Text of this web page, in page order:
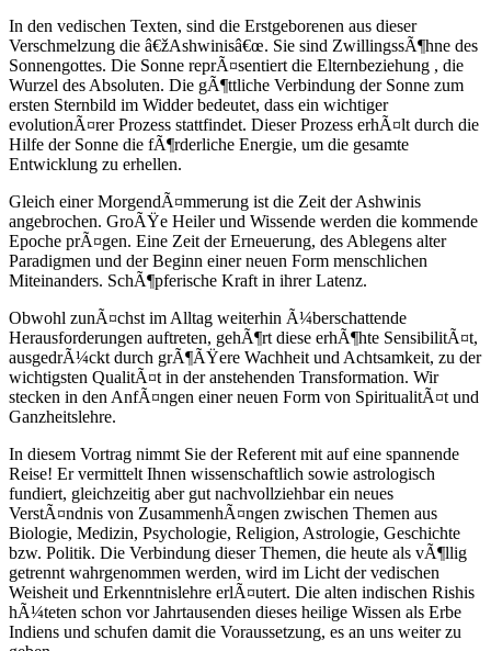
In den vedischen Texten, sind die Erstgeborenen aus dieser
Verschmelzung die â€žAshwinisâ€œ. Sie sind ZwillingssÃ¶hne des
Sonnengottes. Die Sonne reprÃ¤sentiert die Elternbeziehung , die
Wurzel des Absoluten. Die gÃ¶ttliche Verbindung der Sonne zum
ersten Sternbild im Widder bedeutet, dass ein wichtiger
evolutionÃ¤rer Prozess stattfindet. Dieser Prozess erhÃ¤lt durch die
Hilfe der Sonne die fÃ¶rderliche Energie, um die gesamte
Entwicklung zu erhellen.
Gleich einer MorgendÃ¤mmerung ist die Zeit der Ashwinis
angebrochen. GroÃŸe Heiler und Wissende werden die kommende
Epoche prÃ¤gen. Eine Zeit der Erneuerung, des Ablegens alter
Paradigmen und der Beginn einer neuen Form menschlichen
Miteinanders. SchÃ¶pferische Kraft in ihrer Latenz.
Obwohl zunÃ¤chst im Alltag weiterhin Ã¼berschattende
Herausforderungen auftreten, gehÃ¶rt diese erhÃ¶hte SensibilitÃ¤t,
ausgedrÃ¼ckt durch grÃ¶ÃŸere Wachheit und Achtsamkeit, zu der
wichtigsten QualitÃ¤t in der anstehenden Transformation. Wir
stecken in den AnfÃ¤ngen einer neuen Form von SpiritualitÃ¤t und
Ganzheitslehre.
In diesem Vortrag nimmt Sie der Referent mit auf eine spannende
Reise! Er vermittelt Ihnen wissenschaftlich sowie astrologisch
fundiert, gleichzeitig aber gut nachvollziehbar ein neues
VerstÃ¤ndnis von ZusammenhÃ¤ngen zwischen Themen aus
Biologie, Medizin, Psychologie, Religion, Astrologie, Geschichte
bzw. Politik. Die Verbindung dieser Themen, die heute als vÃ¶llig
getrennt wahrgenommen werden, wird im Licht der vedischen
Weisheit und Erkenntnislehre erlÃ¤utert. Die alten indischen Rishis
hÃ¼teten schon vor Jahrtausenden dieses heilige Wissen als Erbe
Indiens und schufen damit die Voraussetzung, es an uns weiter zu